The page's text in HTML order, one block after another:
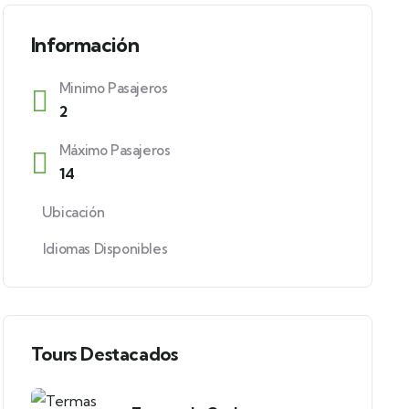
Información
Minimo Pasajeros
2
Máximo Pasajeros
14
Ubicación
Idiomas Disponibles
Tours Destacados